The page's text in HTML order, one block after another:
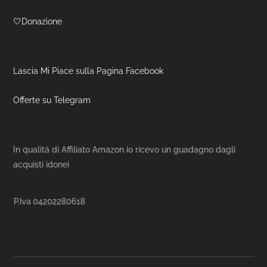
🤍Donazione
Lascia Mi Piace sulla Pagina Facebook
Offerte su Telegram
In qualità di Affiliato Amazon io ricevo un guadagno dagli
acquisti idonei